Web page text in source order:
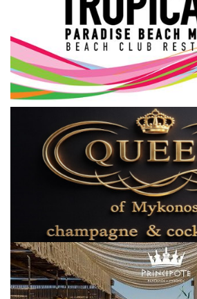
Cost Of Living Crisis
Opinion + Analysis
L’Art des Sens
Local Elections 2023
Elections 2023
Γλώσσα
Ελληνικά English